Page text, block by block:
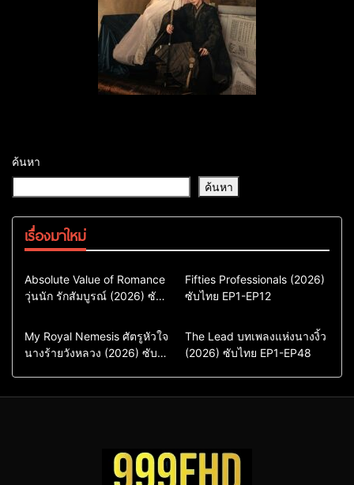
ค้นหา
ค้นหา
เรื่องมาใหม่
Comedy
Drama
ซีรี่ย์เกาหลี
ซีรี่ย์เกาหลีพากย์ไทย
Absolute Value of Romance
วุ่นนัก รักสัมบูรณ์ (2026) ซับ
Action & Adventure
Comedy
Drama
ซีรี่ย์เกาหลีซับไทย
Fifties Professionals (2026)
ซับไทย EP1-EP12
Comedy
Drama
Sci-Fi & Fantasy
My Royal Nemesis ศัตรูหัวใจ
นางร้ายวังหลวง (2026) ซับ
Drama
ซีรี่ย์จีน
ซีรี่ย์จีนซับไทย
The Lead บทเพลงแห่งนางงิ้ว
(2026) ซับไทย EP1-EP48